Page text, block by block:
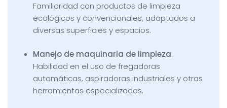
Familiaridad con productos de limpieza
ecológicos y convencionales, adaptados a
diversas superficies y espacios.
Manejo de maquinaria de limpieza:
Habilidad en el uso de fregadoras
automáticas, aspiradoras industriales y otras
herramientas especializadas.